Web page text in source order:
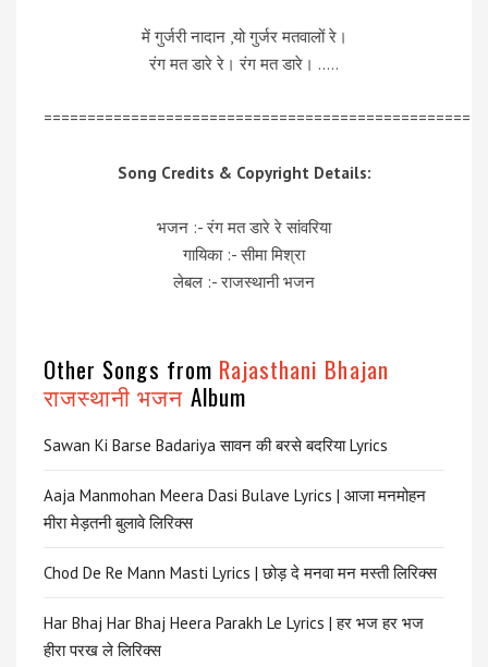
में गुर्जरी नादान ,यो गुर्जर मतवालों रे।
रंग मत डारे रे। रंग मत डारे। …..
=================================================
Song Credits & Copyright Details:
भजन :- रंग मत डारे रे सांवरिया
गायिका :- सीमा मिश्रा
लेबल :- राजस्थानी भजन
Other Songs from Rajasthani Bhajan
राजस्थानी भजन Album
Sawan Ki Barse Badariya सावन की बरसे बदरिया Lyrics
Aaja Manmohan Meera Dasi Bulave Lyrics | आजा मनमोहन
मीरा मेड़तनी बुलावे लिरिक्स
Chod De Re Mann Masti Lyrics | छोड़ दे मनवा मन मस्ती लिरिक्स
Har Bhaj Har Bhaj Heera Parakh Le Lyrics | हर भज हर भज
हीरा परख ले लिरिक्स